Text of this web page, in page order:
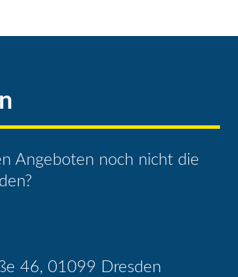
Angeboten noch nicht die
46, 01099 Dresden